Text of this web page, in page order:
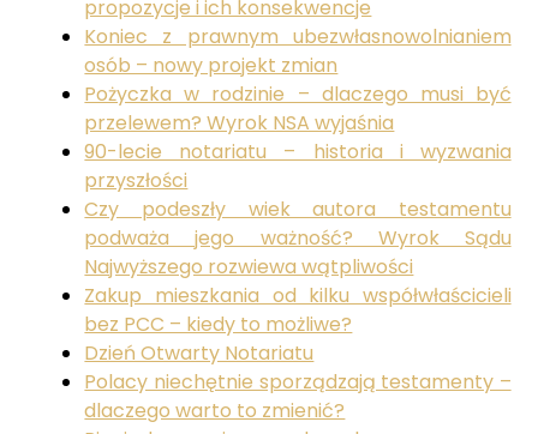
propozycje i ich konsekwencje
Koniec z prawnym ubezwłasnowolnianiem
osób – nowy projekt zmian
Pożyczka w rodzinie – dlaczego musi być
przelewem? Wyrok NSA wyjaśnia
90-lecie notariatu – historia i wyzwania
przyszłości
Czy podeszły wiek autora testamentu
podważa jego ważność? Wyrok Sądu
Najwyższego rozwiewa wątpliwości
Zakup mieszkania od kilku współwłaścicieli
bez PCC – kiedy to możliwe?
Dzień Otwarty Notariatu
Polacy niechętnie sporządzają testamenty –
dlaczego warto to zmienić?